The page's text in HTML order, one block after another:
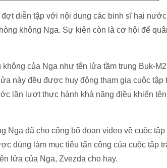
diễn tập với nội dung các binh sĩ hai
không Nga. Sự kiện còn là cơ hội để
của Nga như tên lửa tầm trung Buk-
này đều được huy động tham gia cuộc tập
lần lượt thực hành khả năng điều khiển
Nga đã cho công bố đoạn video về cuộc tập
dùng làm mục tiêu tấn công của cuộc tập
lửa của Nga, Zvezda cho hay.